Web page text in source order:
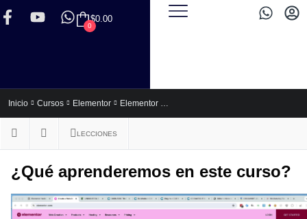
$0.00
0
Inicio Cursos Elementor Elementor Express (Para no Programadores)
LECCIONES
¿Qué aprenderemos en este curso?